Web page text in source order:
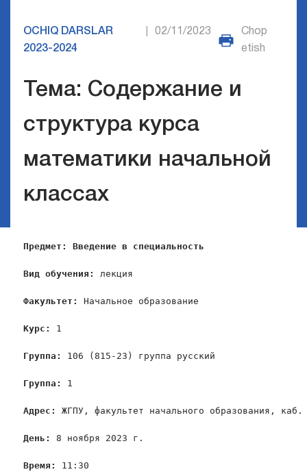
OCHIQ DARSLAR
2023-2024
02/11/2023
Chop
etish
Тема: Содержание и
структура курса
математики начальной
классах
Предмет: Введение в специальность
Вид обучения: лекция
Факультет: Начальное образование
Курс: 1
Группа: 106 (815-23) группа русский
Группа: 1
Адрес: ЖГПУ, факультет начального образования, каб.
День: 8 ноября 2023 г.
Время: 11:30